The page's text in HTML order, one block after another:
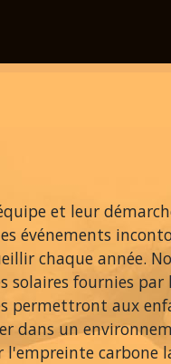
et leur
des événements
chaque année.
fournies par l'
permettront aux
dans un
carbone